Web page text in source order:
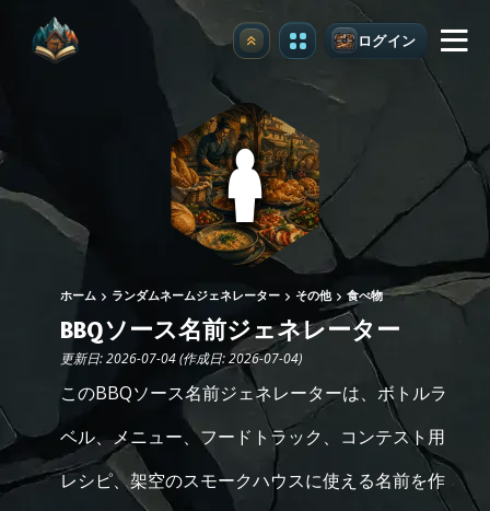
アップグレード ログイン
ホーム ランダムネームジェネレーター その他 食べ物
BBQソース名前ジェネレーター
更新日: 2026-07-04 (作成日: 2026-07-04)
このBBQソース名前ジェネレーターは、ボトルラ
ベル、メニュー、フードトラック、コンテスト用
レシピ、架空のスモークハウスに使える名前を作